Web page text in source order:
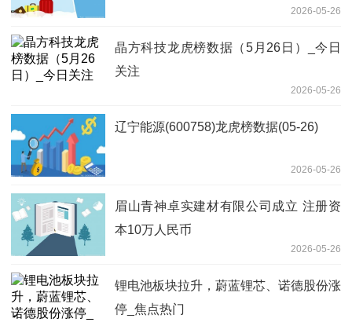
2026-05-26
晶方科技龙虎榜数据（5月26日）_今日
关注
2026-05-26
辽宁能源(600758)龙虎榜数据(05-26)
2026-05-26
眉山青神卓实建材有限公司成立 注册资
本10万人民币
2026-05-26
锂电池板块拉升，蔚蓝锂芯、诺德股份涨
停_焦点热门